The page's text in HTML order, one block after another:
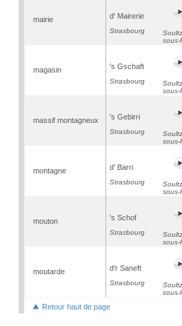
mairie d' Mairerie
Strasbourg
sous-
magasin 's Gschaft
Strasbourg
sous-
massif montagneux 's Gebirri
Strasbourg
sous-
montagne d' Barri
Strasbourg
sous-
mouton 's Schof
Strasbourg
sous-
moutarde d'r Saneft
Strasbourg
sous-
Retour haut de page